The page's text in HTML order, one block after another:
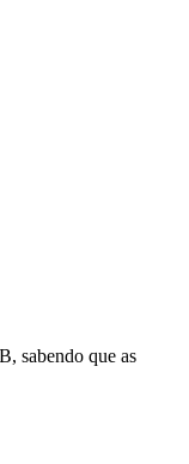
sabendo que as